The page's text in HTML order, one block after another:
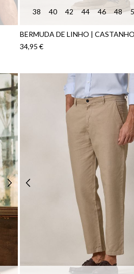
38 40 42 44 46 48
BERMUDA DE LINHO |
34,95 €